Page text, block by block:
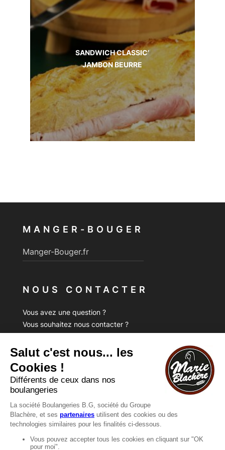
SANDWICH CLASSIC’
JAMBON BEURRE
MANGER-BOUGER
Manger-Bouger.fr
NOUS CONTACTER
Vous avez une question ?
Vous souhaitez nous contacter ?
FAQ
Recrutement
MENTIONS
Mentions légales